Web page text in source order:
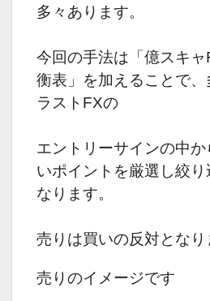
多々あります。
今回の手法は「億スキ
衡表」を加えることで
ラストFXの
エントリーサインの中
いポイントを厳選し絞
なります。
売りは買いの反対となり
売りのイメージです